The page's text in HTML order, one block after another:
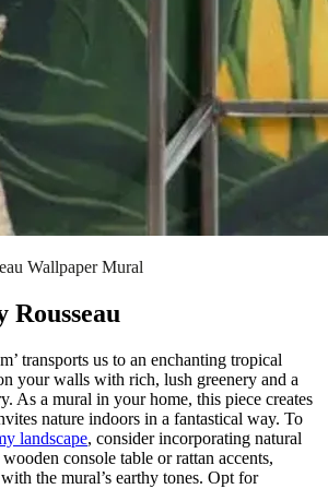
Wallpaper Mural
Rousseau
transports us to an enchanting tropical
your walls with rich, lush greenery and a
As a mural in your home, this piece creates
nature indoors in a fantastical way. To
landscape, consider incorporating natural
console table or rattan accents,
the mural’s earthy tones. Opt for